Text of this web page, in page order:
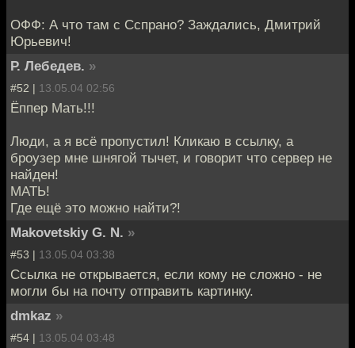
ОФФ: А что там с Сспрано? Заждались, Дмитрий
Юрьевич!
Р. Лебедев. »
#52 | 13.05.04 02:56
Ёппер Мать!!!
Люди, а я всё пропустил! Кликаю в ссылку, а
броузер мне шнягой тычет, и говорит что сервер не
найден!
МАТЬ!
Где ещё это можно найти?!
Makovetskiy G. N. »
#53 | 13.05.04 03:38
Ссылка не открывается, если кому не сложно - не
могли бы на почту отправить картинку.
dmkaz »
#54 | 13.05.04 03:48